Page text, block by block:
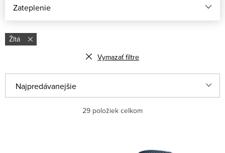
Zateplenie
Žltá
Vymazať filtre
a
Najpredávanejšie
29 položiek celkom